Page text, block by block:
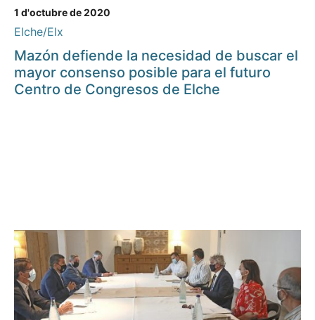
1 d'octubre de 2020
Elche/Elx
Mazón defiende la necesidad de buscar el
mayor consenso posible para el futuro
Centro de Congresos de Elche